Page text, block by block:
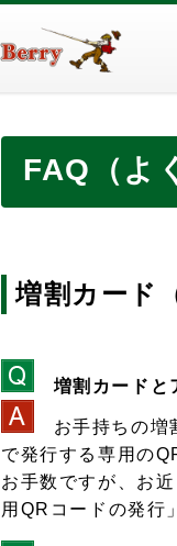
FAQ（よ
増割カード
増割カードと
お手持ちの増
で発行する専用の
お手数ですが、お
用QRコードの発行